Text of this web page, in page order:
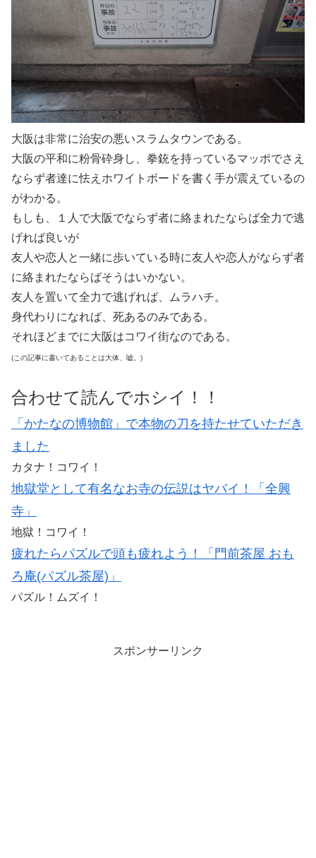
大阪は非常に治安の悪いスラムタウンである。
大阪の平和に粉骨砕身し、拳銃を持っているマッポでさえ
ならず者達に怯えホワイトボードを書く手が震えているの
がわかる。
もしも、１人で大阪でならず者に絡まれたならば全力で逃
げれば良いが
友人や恋人と一緒に歩いている時に友人や恋人がならず者
に絡まれたならばそうはいかない。
友人を置いて全力で逃げれば、ムラハチ。
身代わりになれば、死あるのみである。
それほどまでに大阪はコワイ街なのである。
(この記事に書いてあることは大体、嘘。)
合わせて読んでホシイ！！
「かたなの博物館」で本物の刀を持たせていただき
ました
カタナ！コワイ！
地獄堂として有名なお寺の伝説はヤバイ！「全興
寺」
地獄！コワイ！
疲れたらパズルで頭も疲れよう！「門前茶屋 おも
ろ庵(パズル茶屋)」
パズル！ムズイ！
スポンサーリンク